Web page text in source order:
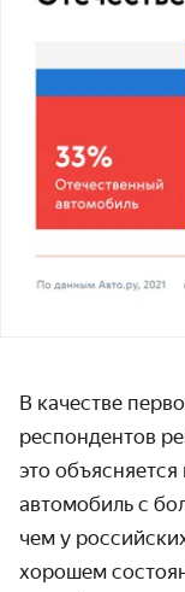
В качестве
респондентов
это
автомобиль с
чем у
хорошем